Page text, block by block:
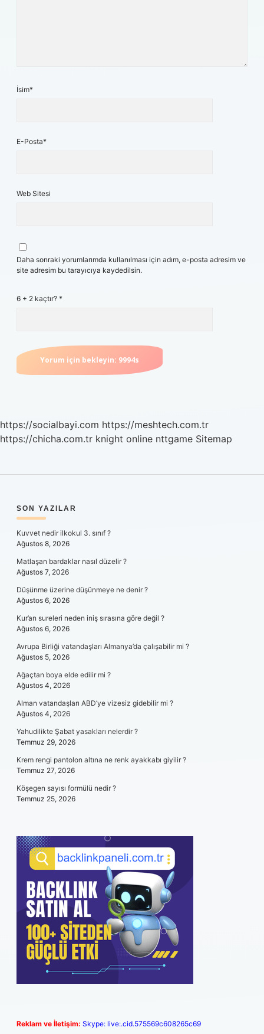
İsim*
E-Posta*
Web Sitesi
Daha sonraki yorumlarımda kullanılması için adım, e-posta adresim ve
site adresim bu tarayıcıya kaydedilsin.
6 + 2 kaçtır? *
https://socialbayi.com https://meshtech.com.tr
https://chicha.com.tr knight online nttgame Sitemap
SIDEBAR
SON YAZILAR
Kuvvet nedir ilkokul 3. sınıf ?
Ağustos 8, 2026
Matlaşan bardaklar nasıl düzelir ?
Ağustos 7, 2026
Düşünme üzerine düşünmeye ne denir ?
Ağustos 6, 2026
Kur’an sureleri neden iniş sırasına göre değil ?
Ağustos 6, 2026
Avrupa Birliği vatandaşları Almanya’da çalışabilir mi ?
Ağustos 5, 2026
Ağaçtan boya elde edilir mi ?
Ağustos 4, 2026
Alman vatandaşları ABD’ye vizesiz gidebilir mi ?
Ağustos 4, 2026
Yahudilikte Şabat yasakları nelerdir ?
Temmuz 29, 2026
Krem rengi pantolon altına ne renk ayakkabı giyilir ?
Temmuz 27, 2026
Köşegen sayısı formülü nedir ?
Temmuz 25, 2026
Reklam ve İletişim: Skype: live:.cid.575569c608265c69